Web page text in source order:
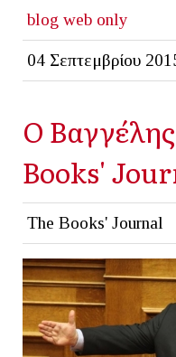
blog web only
04 Σεπτεμβρίου
Ο Βαγγέλης
Books'
The Books' Journal